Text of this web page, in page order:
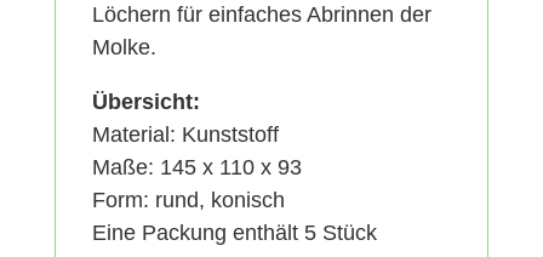
Löchern für einfaches Abrinnen der
Molke.
Übersicht:
Material: Kunststoff
Maße: 145 x 110 x 93
Form: rund, konisch
Eine Packung enthält 5 Stück